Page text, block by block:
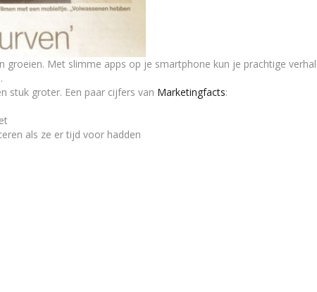
groeien. Met slimme apps op je smartphone kun je prachtige
stuk groter. Een paar cijfers van Marketingfacts:
als ze er tijd voor hadden